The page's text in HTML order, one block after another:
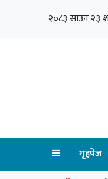
२०८३ साउन २३
गृहपेज